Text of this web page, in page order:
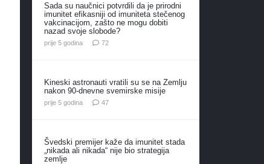
Sada su naučnici potvrdili da je prirodni
imunitet efikasniji od imuniteta stečenog
vakcinacijom, zašto ne mogu dobiti
nazad svoje slobode?
prije 5 godina 72komentara
Kineski astronauti vratili su se na Zemlju
nakon 90-dnevne svemirske misije
prije 5 godina 47komentara
Švedski premijer kaže da imunitet stada
„nikada ali nikada“ nije bio strategija
zemlje